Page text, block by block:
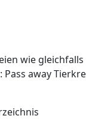
wie
away